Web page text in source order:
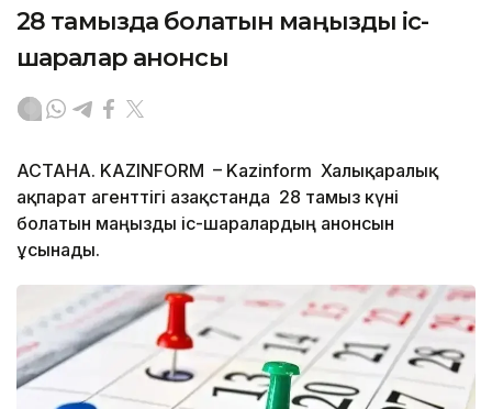
28 тамызда болатын маңызды іс-
шаралар анонсы
АСТАНА. KAZINFORM – Kazinform Халықаралық
ақпарат агенттігі Қазақстанда 28 тамыз күні
болатын маңызды іс-шаралардың анонсын
ұсынады.